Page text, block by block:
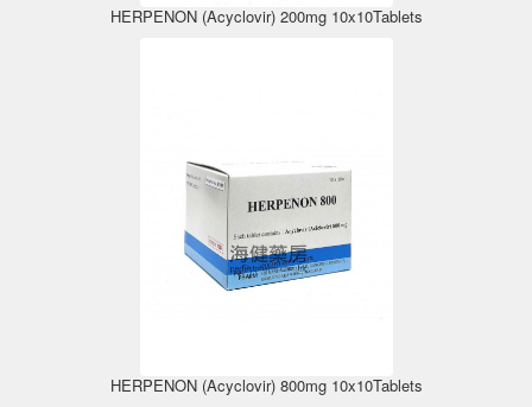
HERPENON (Acyclovir) 200mg 10x10Tablets
HERPENON (Acyclovir) 800mg 10x10Tablets